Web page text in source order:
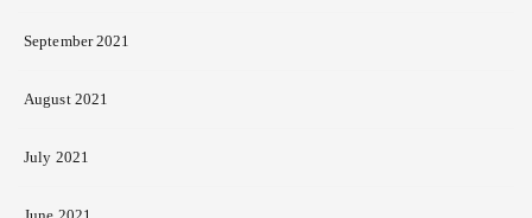
September 2021
August 2021
July 2021